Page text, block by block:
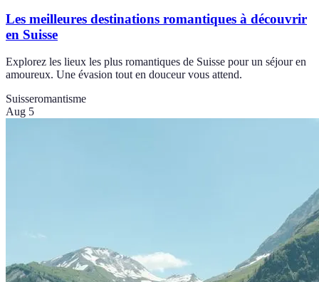
Les meilleures destinations romantiques à découvrir
en Suisse
Explorez les lieux les plus romantiques de Suisse pour un séjour en
amoureux. Une évasion tout en douceur vous attend.
Suisseromantisme
Aug 5